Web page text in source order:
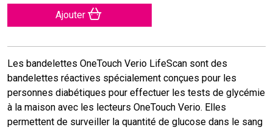
Ajouter
Les bandelettes OneTouch Verio LifeScan sont des
bandelettes réactives spécialement conçues pour les
personnes diabétiques pour effectuer les tests de glycémie
à la maison avec les lecteurs OneTouch Verio. Elles
permettent de surveiller la quantité de glucose dans le sang